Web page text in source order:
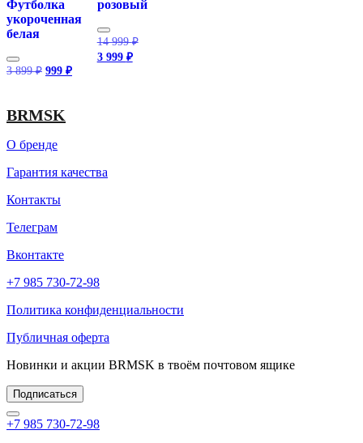
Футболка
укороченная
белая
3 899₽ Первоначальная
цена
899 ₽.
999 ₽Текущая
цена:
розовый
14 999₽Первоначальная
3 999 ₽Текущая
цена:
BRMSK
О бренде
Гарантия качества
Контакты
Телеграм
Вконтакте
+7 985 730-72-98
Политика конфиденциальности
Публичная оферта
Новинки и акции BRMSK в твоём почтовом ящике
Подписаться
+7 985 730-72-98